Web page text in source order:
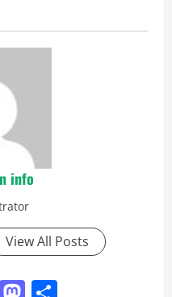
info
View All Posts